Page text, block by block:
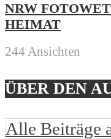
NRW
HEIMAT
244 Ansichten
ÜBER DEN
Alle Beiträge